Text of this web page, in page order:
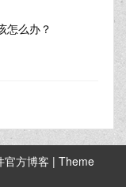
怎么办？
官方博客 | Theme